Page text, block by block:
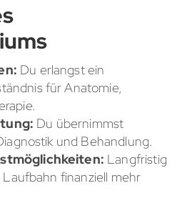
Du erlangst ein
für Anatomie,
Du übernimmst
und Behandlung.
Langfristig
finanziell mehr